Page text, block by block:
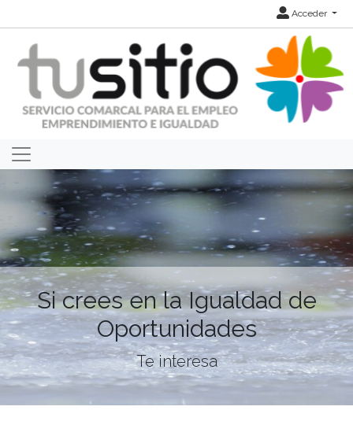
Acceder
Si crees en la Igualdad de
Oportunidades
Te interesa